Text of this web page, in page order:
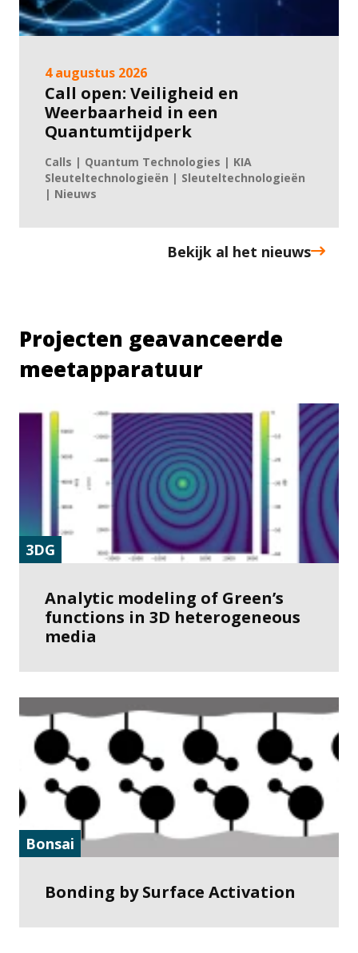
4 augustus 2026
Call open: Veiligheid en
Weerbaarheid in een
Quantumtijdperk
Calls | Quantum Technologies | KIA
Sleuteltechnologieën | Sleuteltechnologieën
| Nieuws
Bekijk al het nieuws
Projecten geavanceerde
meetapparatuur
3DG
Analytic modeling of Green’s
functions in 3D heterogeneous
media
Bonsai
Bonding by Surface Activation